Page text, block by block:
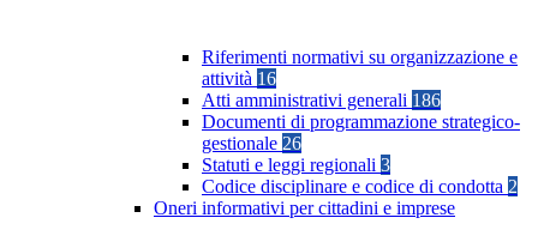
Riferimenti normativi su organizzazione e
attività 16
Atti amministrativi generali 186
Documenti di programmazione strategico-
gestionale 26
Statuti e leggi regionali 3
Codice disciplinare e codice di condotta 2
Oneri informativi per cittadini e imprese